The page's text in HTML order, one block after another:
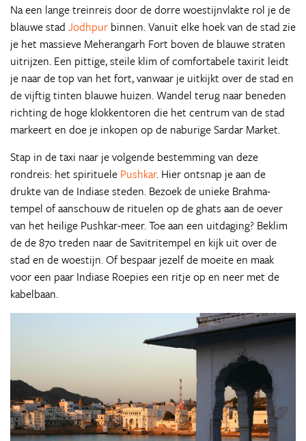
Na een lange treinreis door de dorre woestijnvlakte rol je de
blauwe stad Jodhpur binnen. Vanuit elke hoek van de stad zie
je het massieve Meherangarh Fort boven de blauwe straten
uitrijzen. Een pittige, steile klim of comfortabele taxirit leidt
je naar de top van het fort, vanwaar je uitkijkt over de stad en
de vijftig tinten blauwe huizen. Wandel terug naar beneden
richting de hoge klokkentoren die het centrum van de stad
markeert en doe je inkopen op de naburige Sardar Market.
Stap in de taxi naar je volgende bestemming van deze
rondreis: het spirituele Pushkar. Hier ontsnap je aan de
drukte van de Indiase steden. Bezoek de unieke Brahma-
tempel of aanschouw de rituelen op de ghats aan de oever
van het heilige Pushkar-meer. Toe aan een uitdaging? Beklim
de de 870 treden naar de Savitritempel en kijk uit over de
stad en de woestijn. Of bespaar jezelf de moeite en maak
voor een paar Indiase Roepies een ritje op en neer met de
kabelbaan.